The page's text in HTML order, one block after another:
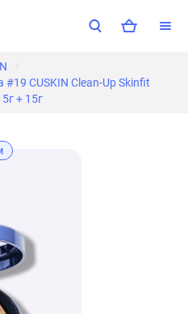
/
CUSKIN Clean-Up Skinfit
+ 15г